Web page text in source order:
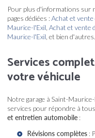
Pour plus d'informations sur
pages dédiées :Achat et
Maurice-l'Exil Achat et vente
Maurice-l'Exil , et bien d'autres.
Services
votre véhicule
Notre garage à Saint-
services pour répondre à
et entretien automobile :
Révisions complètes :